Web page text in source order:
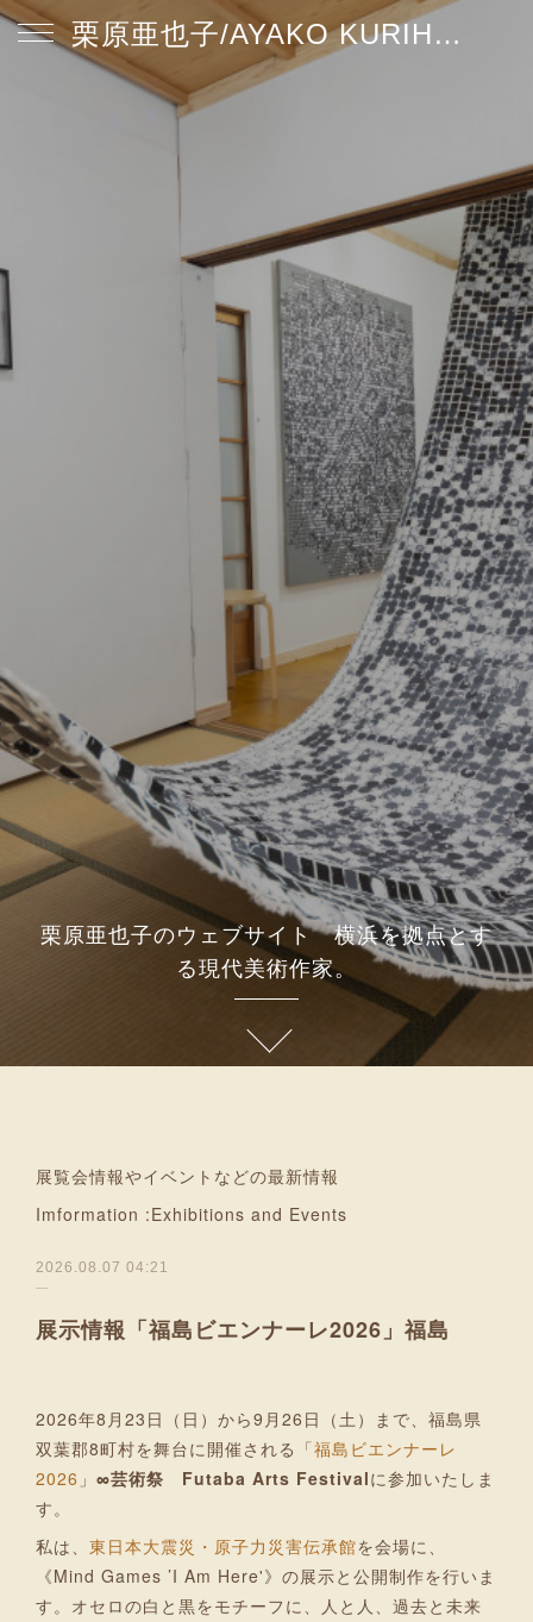
栗原亜也子/AYAKO KURIHARA website
栗原亜也子のウェブサイト 横浜を拠点とす
る現代美術作家。
展覧会情報やイベントなどの最新情報
Imformation :Exhibitions and Events
2026.08.07 04:21
展示情報「福島ビエンナーレ2026」福島
2026年8月23日（日）から9月26日（土）まで、福島県
双葉郡8町村を舞台に開催される「福島ビエンナーレ
2026 」 ∞芸術祭 Futaba Arts Festivalに参加いたしま
す。
私は、 東日本大震災・原子力災害伝承館を会場に、
《Mind Games ’I Am Here'》の展示と公開制作を行いま
す。オセロの白と黒をモチーフに、人と人、過去と未来